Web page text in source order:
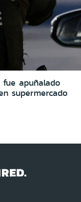
apuñalado
supermercado